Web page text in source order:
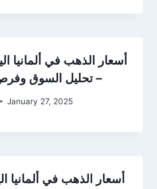
– تحليل السوق وفرص
January 27, 2025